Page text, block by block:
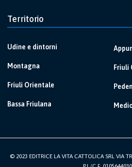
Territorio
Udine e dintorni
Montagna
Friuli Orientale
Bassa Friulana
Friuli
© 2023 EDITRICE LA VITA CATTOLICA SRL VIA